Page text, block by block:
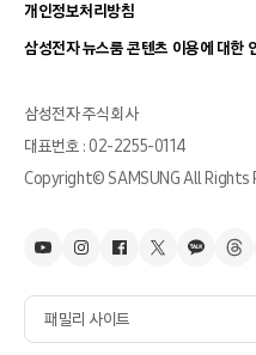
개인정보처리방침
삼성전자 뉴스룸 콘텐츠 이용에 대한
삼성전자 주식회사
대표번호 : 02-2255-0114
Copyright© SAMSUNG All Rights
패밀리 사이트